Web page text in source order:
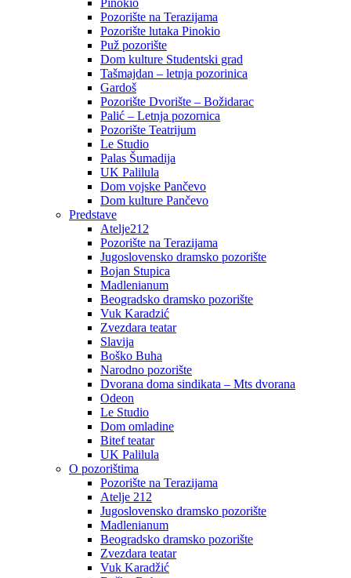
Pinokio
Pozorište na Terazijama
Pozorište lutaka Pinokio
Puž pozorište
Dom kulture Studentski grad
Tašmajdan – letnja pozorinica
Gardoš
Pozorište Dvorište – Božidarac
Palić – Letnja pozornica
Pozorište Teatrijum
Le Studio
Palas Šumadija
UK Palilula
Dom vojske Pančevo
Dom kulture Pančevo
Predstave
Atelje212
Pozorište na Terazijama
Jugoslovensko dramsko pozorište
Bojan Stupica
Madlenianum
Beogradsko dramsko pozorište
Vuk Karadzić
Zvezdara teatar
Slavija
Boško Buha
Narodno pozorište
Dvorana doma sindikata – Mts dvorana
Odeon
Le Studio
Dom omladine
Bitef teatar
UK Palilula
O pozorištima
Pozorište na Terazijama
Atelje 212
Jugoslovensko dramsko pozorište
Madlenianum
Beogradsko dramsko pozorište
Zvezdara teatar
Vuk Karadžić